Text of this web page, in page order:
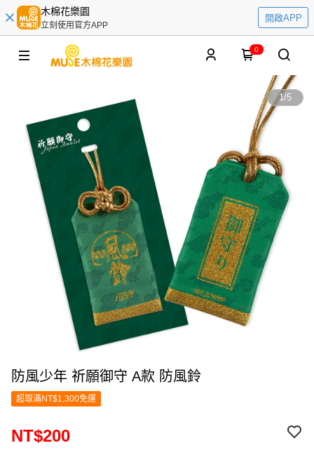
木棉花樂園
立刻使用官方APP
開啟APP
0
1/5
防風少年 祈願御守 A款 防風鈴
超取滿NT$1,300免運
NT$200